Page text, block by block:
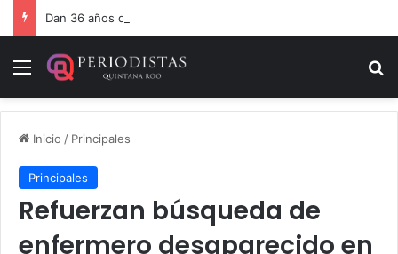
Menú
Inicio / Principales
Principales
Refuerzan búsqueda de
enfermero desaparecido en